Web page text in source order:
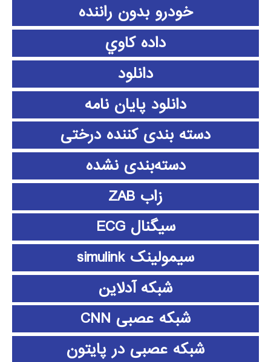
خودرو بدون راننده
داده كاوي
دانلود
دانلود پايان نامه
دسته بندی کننده درختی
دسته‌بندی نشده
زاب ZAB
سیگنال ECG
سیمولینک simulink
شبکه آدلاین
شبکه عصبی CNN
شبکه عصبی در پایتون